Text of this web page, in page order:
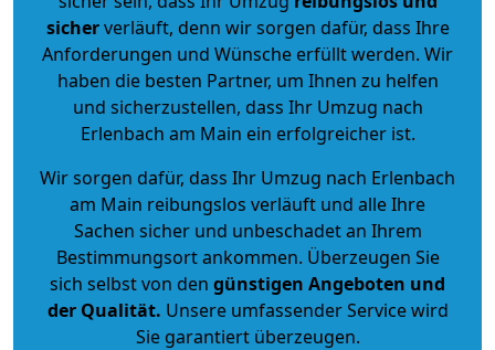
sicherverläuft, denn wir sorgen dafür, dass Ihre
Anforderungen und Wünsche erfüllt werden. Wir
haben die besten Partner, um Ihnen zu helfen
und sicherzustellen, dass Ihr Umzug nach
Erlenbach am Main ein erfolgreicher ist.
Wir sorgen dafür, dass Ihr Umzug nach Erlenbach
am Main reibungslos verläuft und alle Ihre
Sachen sicher und unbeschadet an Ihrem
Bestimmungsort ankommen. Überzeugen Sie
sich selbst von den günstigen Angeboten und
der Qualität. Unsere umfassender Service wird
Sie garantiert überzeugen.